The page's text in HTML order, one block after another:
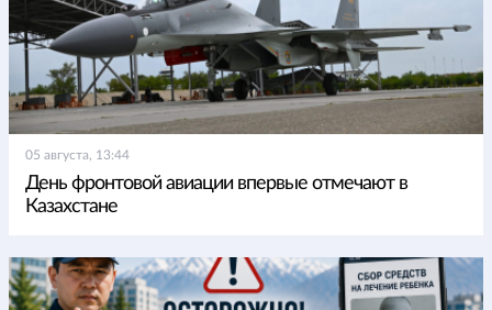
05 августа, 13:44
День фронтовой авиации впервые отмечают в
Казахстане